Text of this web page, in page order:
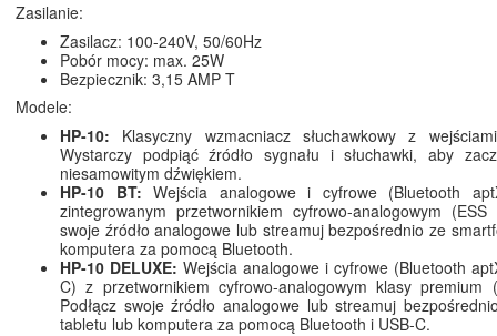
Zasilanie:
Zasilacz: 100-240V, 50/60Hz
Pobór mocy: max. 25W
Bezpiecznik: 3,15 AMP T
Modele:
HP-10: Klasyczny wzmacniacz słuchawkowy z
Wystarczy podpiąć źródło sygnału i słuchawki, aby
niesamowitym dźwiękiem.
HP-10 BT: Wejścia analogowe i cyfrowe (Bluetooth
zintegrowanym przetwornikiem cyfrowo-analogowym (ESS
swoje źródło analogowe lub streamuj bezpośrednio ze
komputera za pomocą Bluetooth.
HP-10 DELUXE: Wejścia analogowe i cyfrowe (Bluetooth
C) z przetwornikiem cyfrowo-analogowym klasy premium
Podłącz swoje źródło analogowe lub streamuj
tabletu lub komputera za pomocą Bluetooth i USB-C.